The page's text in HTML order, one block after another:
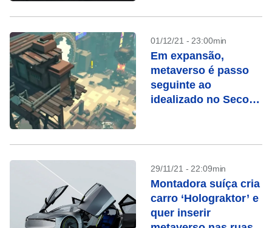
01/12/21 - 23:00min
Em expansão,
metaverso é passo
seguinte ao
idealizado no Second
29/11/21 - 22:09min
Montadora suíça cria
carro ‘Holograktor’ e
quer inserir